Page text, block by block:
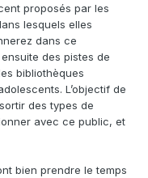
proposés par les
lesquels elles
dans ce
des pistes de
bibliothèques
L’objectif de
des types de
avec ce public, et
bien prendre le temps